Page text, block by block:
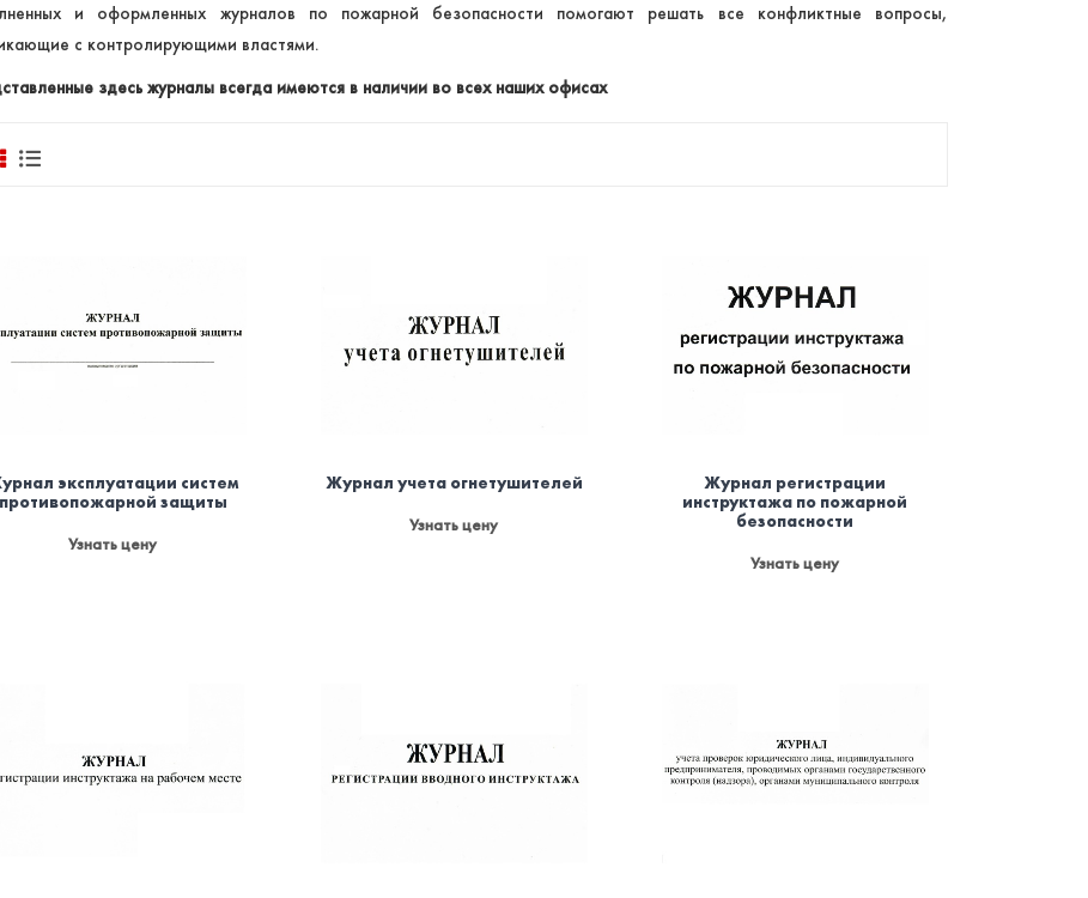
и оформленных журналов по пожарной безопасности помогают решать все конфликтные вопросы,
с контролирующими властями.
здесь журналы всегда имеются в наличии во всех наших офисах
эксплуатации систем
противопожарной защиты
Узнать цену
Журнал учета огнетушителей
Узнать цену
Журнал регистрации
инструктажа по пожарной
безопасности
Узнать цену